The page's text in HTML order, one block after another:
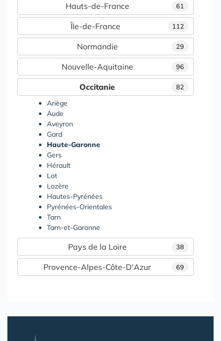
61
Hauts-de-France
112
Île-de-France
29
Normandie
96
Nouvelle-Aquitaine
82
Occitanie
Ariège
Aude
Aveyron
Gard
Haute-Garonne
Gers
Hérault
Lot
Lozère
Hautes-Pyrénées
Pyrénées-Orientales
Tarn
Tarn-et-Garonne
38
Pays de la Loire
69
Provence-Alpes-Côte-D'Azur